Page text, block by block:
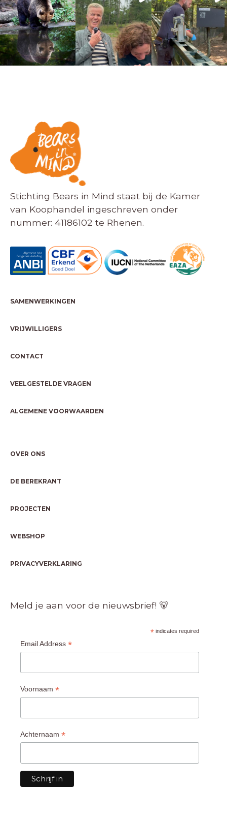
Stichting Bears in Mind staat bij de Kamer
van Koophandel ingeschreven onder
nummer: 41186102 te Rhenen.
SAMENWERKINGEN
VRIJWILLIGERS
CONTACT
VEELGESTELDE VRAGEN
ALGEMENE VOORWAARDEN
OVER ONS
DE BEREKRANT
PROJECTEN
WEBSHOP
PRIVACYVERKLARING
Meld je aan voor de nieuwsbrief! 🐻
* indicates required
Email Address *
Voornaam *
Achternaam *